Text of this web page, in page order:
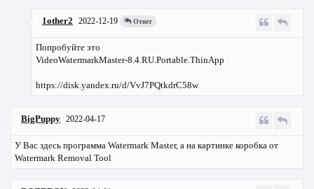
1other2 2022-12-19 Ответ
Попробуйте это
VideoWatermarkMaster-8.4.RU.Portable.ThinApp
https://disk.yandex.ru/d/VvJ7PQtkdrC58w
BigPuppy 2022-04-17
У Вас здесь программа Watermark Master, а на картинке коробка от
Watermark Removal Tool